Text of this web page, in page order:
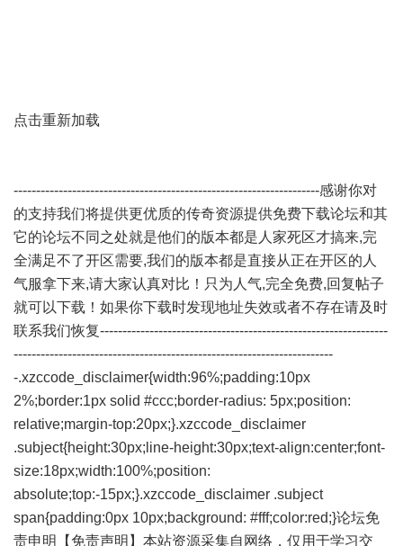
点击重新加载
--------------------------------------------------------------------感谢你对
的支持我们将提供更优质的传奇资源提供免费下载论坛和其
它的论坛不同之处就是他们的版本都是人家死区才搞来,完
全满足不了开区需要,我们的版本都是直接从正在开区的人
气服拿下来,请大家认真对比！只为人气,完全免费,回复帖子
就可以下载！如果你下载时发现地址失效或者不存在请及时
联系我们恢复----------------------------------------------------------------
-----------------------------------------------------------------------
-.xzccode_disclaimer{width:96%;padding:10px
2%;border:1px solid #ccc;border-radius: 5px;position:
relative;margin-top:20px;}.xzccode_disclaimer
.subject{height:30px;line-height:30px;text-align:center;font-
size:18px;width:100%;position:
absolute;top:-15px;}.xzccode_disclaimer .subject
span{padding:0px 10px;background: #fff;color:red;}论坛免
责申明【免责声明】本站资源采集自网络，仅用于学习交